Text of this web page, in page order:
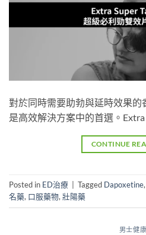
對於同時需要助勃與延時效果
是高效解決方案中的首選。Extra
CONTINUE
Posted in ED治療 Tagged Dapoxetine,
名藥, 口服藥物,壯陽藥
男士健康